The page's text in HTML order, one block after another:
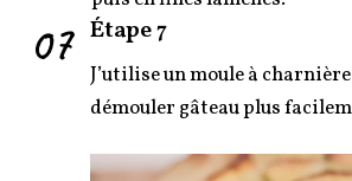
07 Étape 7
J’utilise un moule à
démouler gâteau plus